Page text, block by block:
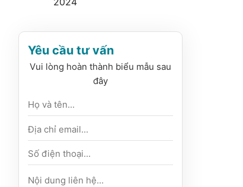
Yêu cầu tư vấn
Vui lòng hoàn thành biểu mẫu sau
đây